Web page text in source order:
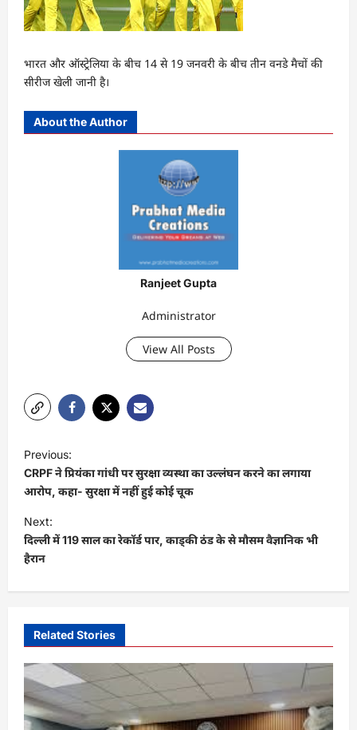
भारत और ऑस्ट्रेलिया के बीच 14 से 19 जनवरी के बीच तीन वनडे मैचों की
सीरीज खेली जानी है।
About the Author
Ranjeet Gupta
Administrator
View All Posts
o
s
t
n
a
v
g
a
t
i
Previous:
CRPF ने प्रियंका गांधी पर सुरक्षा व्यस्था का उल्लंघन करने का लगाया
आरोप, कहा- सुरक्षा में नहीं हुई कोई चूक
Next:
दिल्ली में 119 साल का रेकॉर्ड पार, काड्की ठंड के से मौसम वैज्ञानिक भी
हैरान
Related Stories